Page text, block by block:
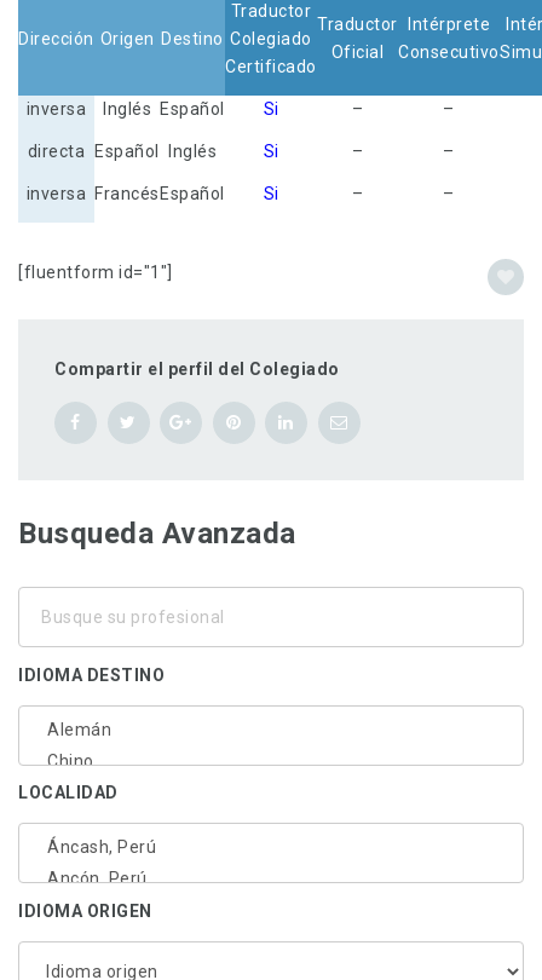
Dirección Origen Destino
Traductor
Colegiado
Certificado
Traductor
Oficial
Intérprete
Consecutivo
inversa Inglés Español Si – –
directa Español Inglés Si – –
inversa Francés Español Si – –
[fluentform id="1"]
Compartir el perfil del Colegiado
Busqueda Avanzada
IDIOMA DESTINO
LOCALIDAD
IDIOMA ORIGEN